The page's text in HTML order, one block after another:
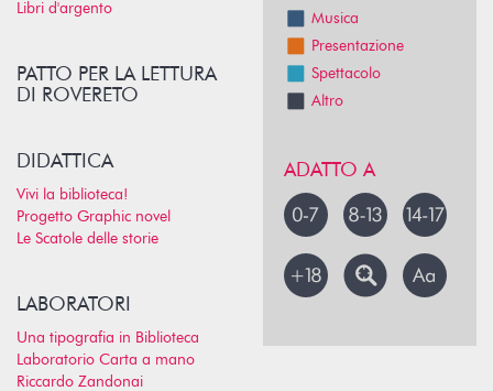
Libri d'argento
PATTO PER LA LETTURA
DI ROVERETO
DIDATTICA
Vivi la biblioteca!
Progetto Graphic novel
Le Scatole delle storie
LABORATORI
Una tipografia in Biblioteca
Laboratorio Carta a mano
Riccardo Zandonai
Musica
Presentazione
Spettacolo
Altro
ADATTO A